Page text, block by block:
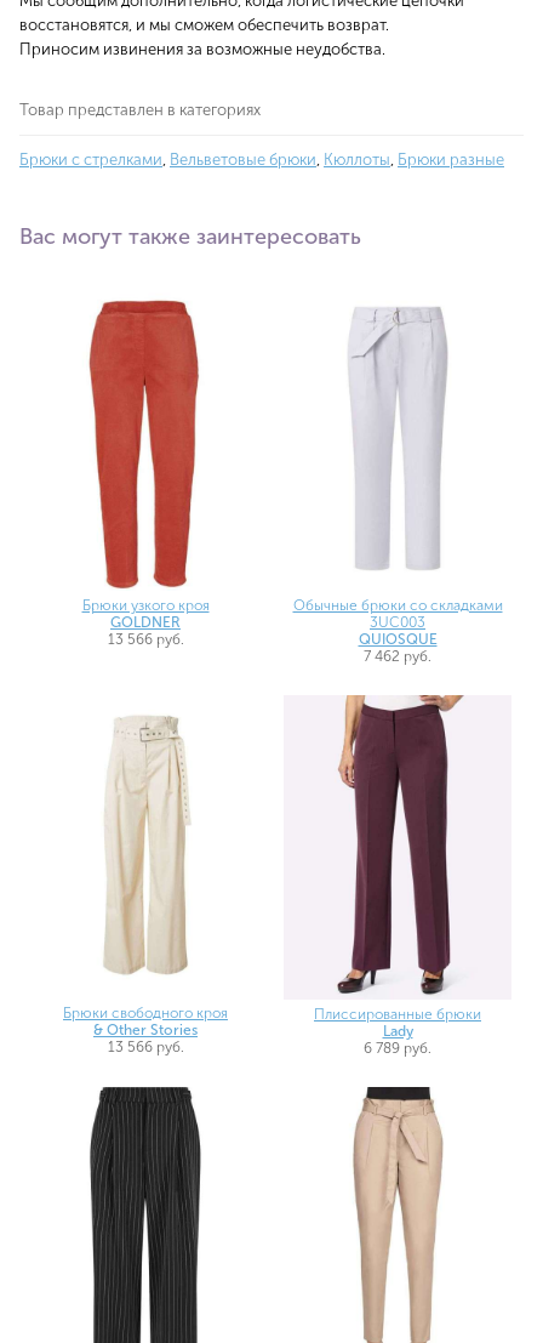
восстановятся, и мы сможем обеспечить возврат.
Приносим извинения за возможные неудобства.
Товар представлен в категориях
Брюки с стрелками, Вельветовые брюки, Кюллоты, Брюки разные
Вас могут также заинтересовать
Брюки узкого кроя
GOLDNER
13 566 руб.
Обычные брюки со складками
3UC003
QUIOSQUE
7 462 руб.
Брюки свободного кроя
& Other Stories
13 566 руб.
Плиссированные брюки
Lady
6 789 руб.